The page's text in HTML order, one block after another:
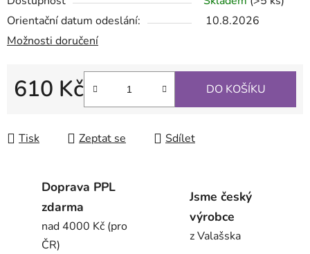
Orientační datum odeslání:
10.8.2026
Možnosti doručení
610 Kč DO KOŠÍKU
Tisk Zeptat se Sdílet
Doprava PPL
zdarma
nad 4000 Kč (pro
ČR)
Jsme český
výrobce
z Valašska